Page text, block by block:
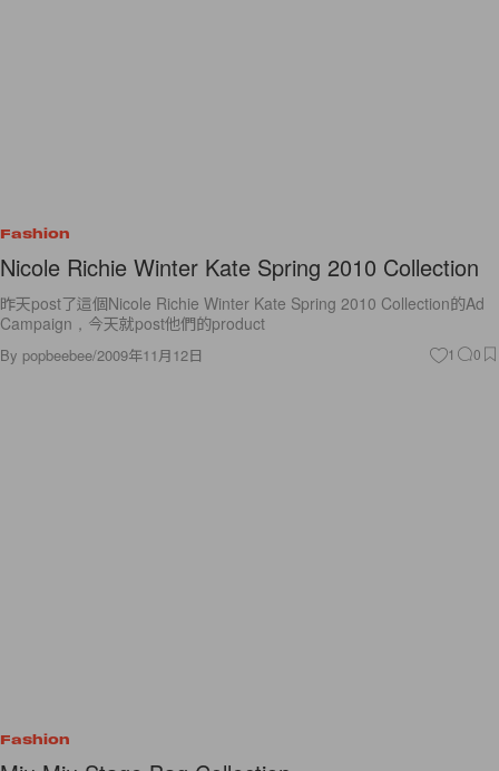
Fashion
Nicole Richie Winter Kate Spring 2010 Collection
昨天post了這個Nicole Richie Winter Kate Spring 2010 Collection的Ad
Campaign，今天就post他們的product
By popbeebee/2009年11月12日 1 0
Fashion